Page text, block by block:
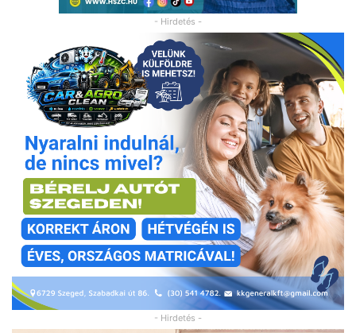
- Hirdetés -
- Hirdetés -